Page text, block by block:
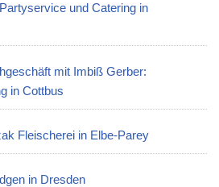
und Catering in
mit Imbiß Gerber:
in Cottbus
Fleischerei in Elbe-Parey
in Dresden